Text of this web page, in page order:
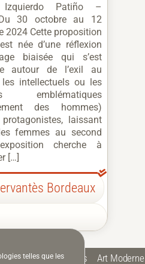
telles que les
Izquierdo Patiño –
30 octobre au 12
2024 Cette proposition
née d’une réflexion
biaisée qui s’est
autour de l’exil au
intellectuels ou les
emblématiques
des hommes)
laissant
femmes au second
cherche à
[…]
Bordeaux
Arts Plastiques Art Moderne